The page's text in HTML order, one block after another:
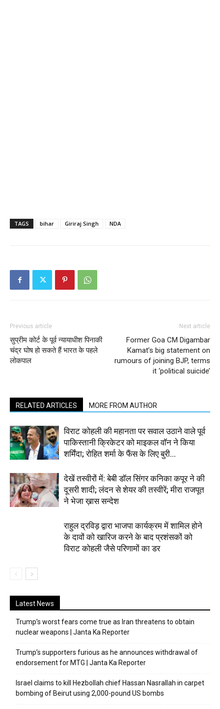
TAGS bihar Giriraj Singh NDA
Previous article
सुप्रीम कोर्ट के पूर्व न्यायाधीश पिनाकी
चंद्र घोष हो सकते हैं भारत के पहले
लोकपाल
Next article
Former Goa CM Digambar
Kamat’s big statement on
rumours of joining BJP, terms
it ‘political suicide’
RELATED ARTICLES MORE FROM AUTHOR
विराट कोहली की महानता पर सवाल उठाने वाले पूर्व
पाकिस्तानी क्रिकेटर को माइकल वॉन ने किया
शर्मिंदा; रोहित शर्मा के फैंस के लिए बुरी...
देखें तस्वीरों में: बेबी डॉल सिंगर कनिका कपूर ने की
दूसरी शादी; लंदन से शेयर की तस्वीरें; मीरा राजपूत
ने भेजा ख़ास सन्देश
राहुल द्रविड़ द्वारा भाजपा कार्यक्रम में शामिल होने
के दावों को खारिज करने के बाद प्रशंसकों को
विराट कोहली जैसे परिणामों का डर
Latest News
Trump’s worst fears come true as Iran threatens to obtain
nuclear weapons | Janta Ka Reporter
Trump’s supporters furious as he announces withdrawal of
endorsement for MTG | Janta Ka Reporter
Israel claims to kill Hezbollah chief Hassan Nasrallah in carpet
bombing of Beirut using 2,000-pound US bombs